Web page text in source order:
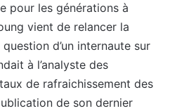
pour les générations à
vient de relancer la
d’un internaute sur
à l’analyste des
de rafraichissement des
de son dernier